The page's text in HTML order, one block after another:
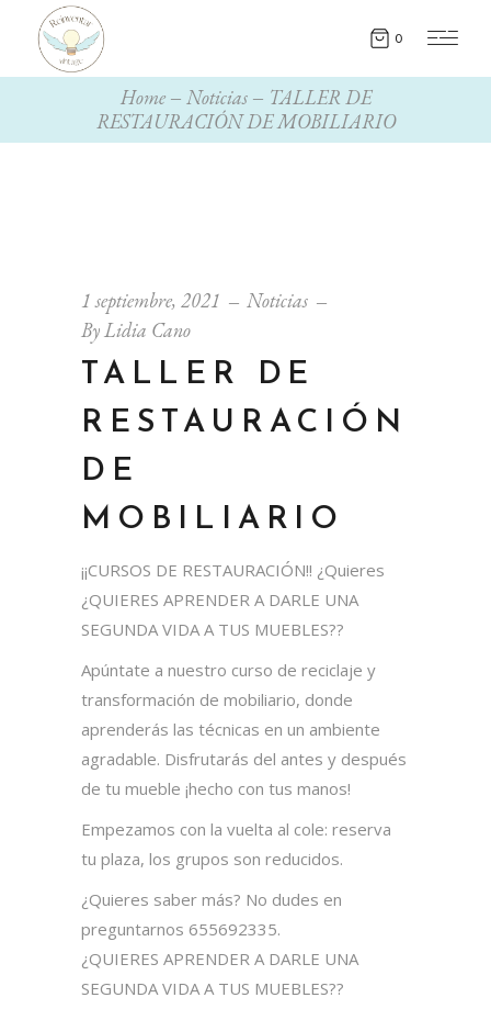
0
Home Noticias
TALLER DE
RESTAURACIÓN DE MOBILIARIO
1 septiembre, 2021
Noticias
ByLidia Cano
TALLER DE
RESTAURACIÓN
DE
MOBILIARIO
¡¡CURSOS DE RESTAURACIÓN!! ¿Quieres
¿QUIERES APRENDER A DARLE UNA
SEGUNDA VIDA A TUS MUEBLES??
Apúntate a nuestro curso de reciclaje y
transformación de mobiliario, donde
aprenderás las técnicas en un ambiente
agradable. Disfrutarás del antes y después
de tu mueble ¡hecho con tus manos!
Empezamos con la vuelta al cole: reserva
tu plaza, los grupos son reducidos.
¿Quieres saber más? No dudes en
preguntarnos 655692335.
¿QUIERES APRENDER A DARLE UNA
SEGUNDA VIDA A TUS MUEBLES??